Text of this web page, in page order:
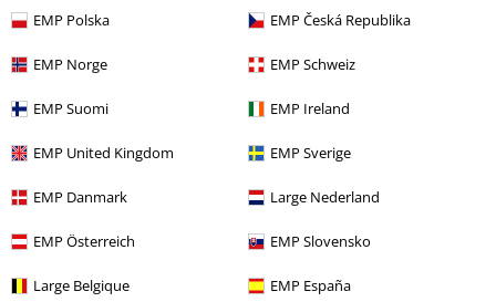
EMP Polska EMP Česká Republika
EMP Norge EMP Schweiz
EMP Suomi EMP Ireland
EMP United Kingdom EMP Sverige
EMP Danmark Large Nederland
EMP Österreich EMP Slovensko
Large Belgique EMP España
€ 30,99
Šiltovka
€ 10,99
ponožky